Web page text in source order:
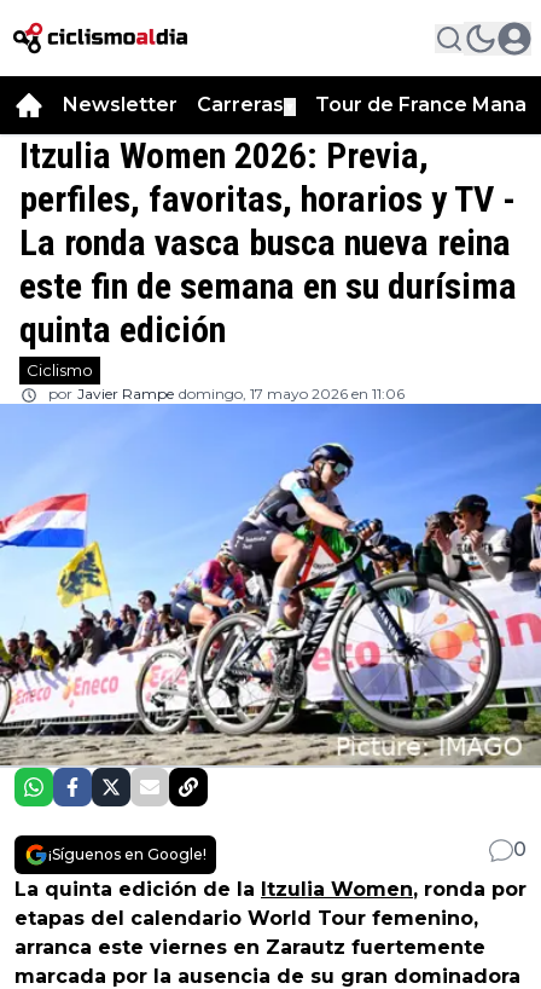
Newsletter Carreras Tour de France
Itzulia Women 2026: Previa,
perfiles, favoritas, horarios y TV -
La ronda vasca busca nueva reina
este fin de semana en su durísima
quinta edición
Ciclismo
por Javier Rampe domingo, 17 mayo 2026 en 11:06
¡Síguenos en Google!
0
La quinta edición de la Itzulia Women, ronda por
etapas del calendario World Tour femenino,
arranca este viernes en Zarautz fuertemente
marcada por la ausencia de su gran dominadora